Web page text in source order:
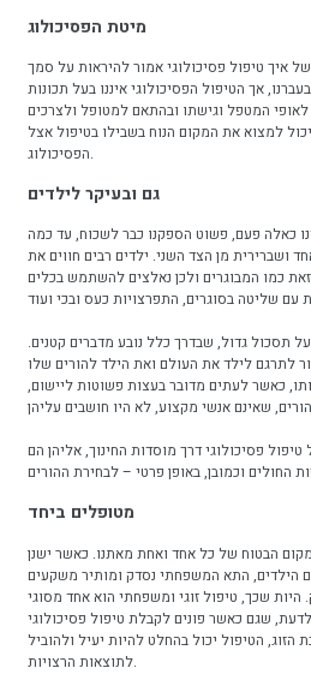
מיטת הפסיכולוג
איך טיפול פסיכולוגי אמור להיראות על סמך
אך הטיפול הפסיכולוגי איננו בעל תכונות
המטפל וגישתו ובהתאם למטופל ולצרכים
למצוא את המקום הנוח בשבילו בטיפול אצל
הפסיכולוג.
גם ובעיקר לילדים
כאלה פעם, פשוט הספקנו כבר לשכוח, עד כמה
ושברירית מן הצד השני. ילדים רבים חווים את
כמו המבוגרים ולכן נאלצים להשתמש בכלים
תסכול גדול, שבדרך כלל נובע מדברים קטנים.
לתרגם לילד את העולם ואת הילד להורים שלו
כאשר לעתים מדובר בעצות פשוטות ליישום,
פסיכולוגי דרך מוסדות החינוך, אליהן הם
מטופלים ביחד
הבטוח של כל אחד ואחת מאתנו. כאשר ישנן
הילדים, התא המשפחתי נסדק ומותיר משקעים
שכך, טיפול זוגי ומשפחתי הוא אחד מסוגי
שגם כאשר פונים לקבלת טיפול פסיכולוגי
הזוג, הטיפול יכול בהחלט להיות יעיל ולהוביל
לתוצאות הרצויות.